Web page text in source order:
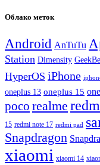
Облако меток
Android AnTuTu
Station Dimensity
HyperOS iPhone
oneplus 13 oneplus 15
poco realme
15 redmi note 17 redmi pad
Snapdragon
xiaomi xiaomi 14